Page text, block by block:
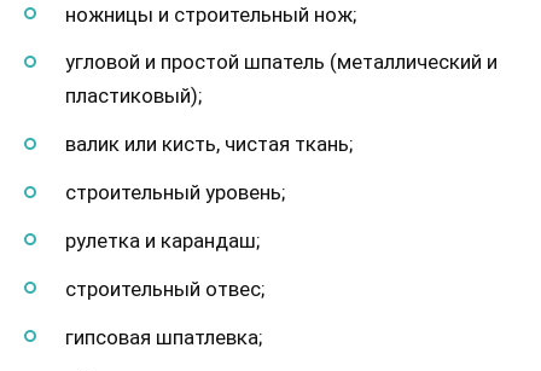
ножницы и строительный нож;
угловой и простой шпатель (металлический и
пластиковый);
валик или кисть, чистая ткань;
строительный уровень;
рулетка и карандаш;
строительный отвес;
гипсовая шпатлевка;